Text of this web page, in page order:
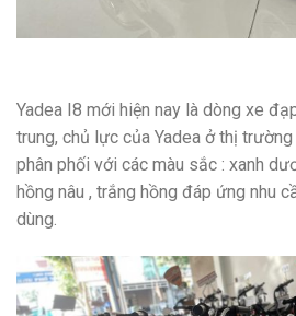
Yadea I8 mới hiện nay là dòng xe
trung, chủ lực của Yadea ở thị
phân phối với các màu sắc : xanh
hồng nâu , trắng hồng đáp ứng nhu
dùng.